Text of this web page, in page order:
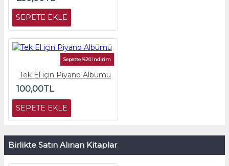
SEPETE EKLE
Sepette %20 İndirim
Tek El için Piyano Albümü
100,00TL
SEPETE EKLE
Birlikte Satın Alınan Kitaplar